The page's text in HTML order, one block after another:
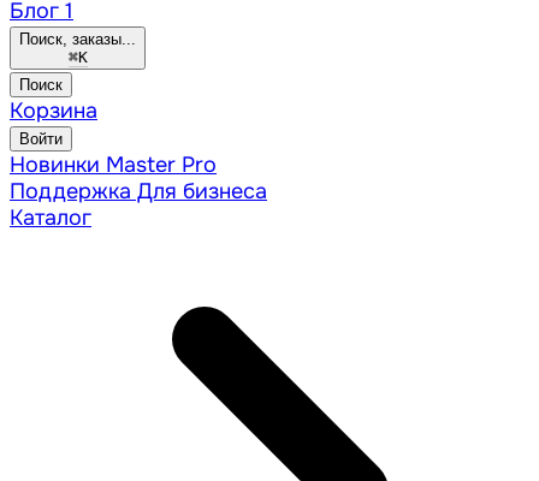
Блог 1
Поиск, заказы...
⌘K
Поиск
Корзина
Войти
Новинки Master Pro
Поддержка Для бизнеса
Каталог